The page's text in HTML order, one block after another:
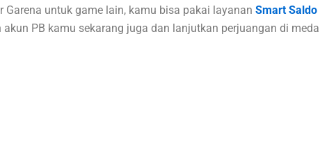
untuk game lain, kamu bisa pakai layanan Smart Saldo
PB kamu sekarang juga dan lanjutkan perjuangan di